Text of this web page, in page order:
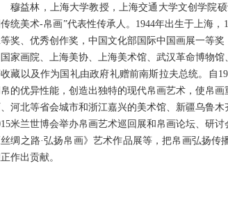
穆益林，上海大学教授，上海交通大学文创学院
传统美术-帛画”代表性传承人。1944年出生于上海
奖、优秀创作奖，中国文化部国际中国画展一等
国家画院、上海美协、上海美术馆、武汉革命博物
藏以及作为国礼由政府礼赠前南斯拉夫总统。自
的优异性能，创造出独特的现代帛画艺术，使帛
河北等省会城市和浙江嘉兴的美术馆、新疆乌鲁
米兰世博会举办帛画艺术巡回展和帛画论坛、研
丝绸之路·弘扬帛画》艺术作品展等，把帛画弘扬
作出贡献。